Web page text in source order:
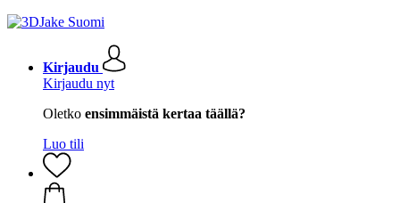
Kirjaudu
Kirjaudu nyt
Oletko ensimmäistä kertaa täällä?
Luo tili